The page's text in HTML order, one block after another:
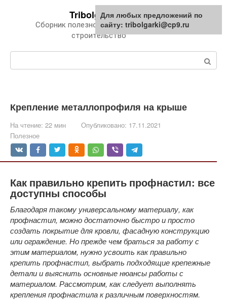
Tribolgarki.ru
Сборник полезной информации про
строительство
Крепление металлопрофиля на крыше
На чтение: 22 мин Опубликовано: 17.11.2021
Полезное
Как правильно крепить профнастил: все
доступны способы
Благодаря такому универсальному материалу, как
профнастил, можно достаточно быстро и просто
создать покрытие для кровли, фасадную конструкцию
или ограждение. Но прежде чем браться за работу с
этим материалом, нужно усвоить как правильно
крепить профнастил, выбрать подходящие крепежные
детали и выяснить основные нюансы работы с
материалом. Рассмотрим, как следует выполнять
крепления профнастила к различным поверхностям.
Для любых предложений по
сайту: tribolgarki@cp9.ru